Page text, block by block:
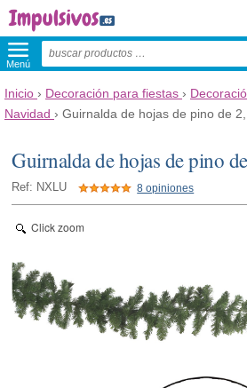
Menú
Inicio › Decoración para fiestas ›
Navidad › Guirnalda de hojas de pino de
Guirnalda de hojas de pino
Ref: NXLU 8 opiniones
Click zoom